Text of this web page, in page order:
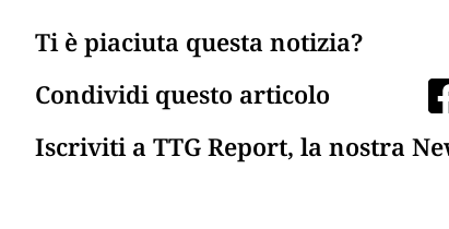
Ti è piaciuta questa notizia?
Condividi questo articolo
Iscriviti a TTG Report, la nostra